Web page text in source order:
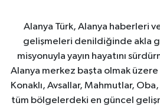
Alanya Türk, Alanya haberleri
gelişmeleri denildiğinde akla
misyonuyla yayın hayatını
Alanya merkez başta olmak
Konaklı, Avsallar, Mahmutlar,
tüm bölgelerdeki en güncel